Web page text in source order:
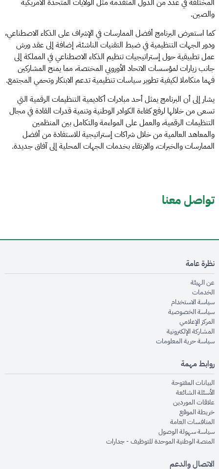
المختلفة في عدد من الدول المتقدمة مثل الولايات المتحدة الأمريكية
والصين.
كما استعرض البرنامج أفضل الممارسات في الإشراف على الذكاء الاصطناعي،
ودور الجهات التنظيمية في ضبط التقنيات الناشئة، إضافة إلى عقد ورش
عمل تطبيقية حول إستراتيجيات تنظيم الذكاء الاصطناعي في المملكة إلى
جانب زيارات لمؤسسات الاتحاد الأوروبي المختصة، مما يمنح المشاركين
فهما متكاملا لكيفية تطوير سياسات تنظيمية تدعم الابتكار وتحمي المجتمع.
يشار إلى أن البرنامج يمثل أحد مبادرات أكاديمية التنظيمات الرقمية التي
تسعى من خلالها لرفع كفاءة الكوادر الوطنية وتنمية قدرات القادة في مجال
التنظيمات الرقمية، والعمل على المواءمة والتكامل بين المنظمين
والمعاهد العالمية من خلال شراكات إستراتيجية للاستفادة من أفضل
الممارسات والخبرات، والارتقاء بخدمات الجهات المحلية إلى آفاق جديدة.
تواصل معنا
نظرة عامة
عن الهيئةopens in new window
الخدماتopens in new window
سياسة الاستخدام
سياسة الخصوصيةopens in new window
المركز الإعلاميopens in new window
المشاركة الإلكترونيةopens in new window
سياسة حرية المعلوماتopens in new window
روابط مهمة
البيانات المفتوحةopens in new window
الأسئلة الشائعةopens in new window
علاقات الموردينopens in new window
خريطة الموقعopens in new window
المنافسات العامةopens in new window
سياسة سهولة الوصولopens in new window
المنصة الوطنية الموحدة للتوظيف - جداراتopens in new window
الاتصال والدعم